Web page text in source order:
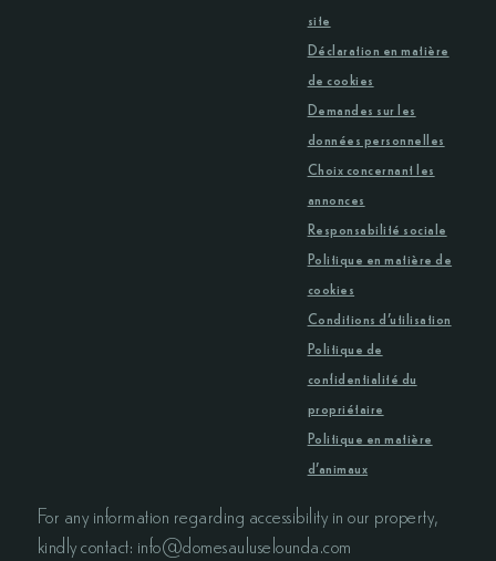
site
Déclaration en matière
de cookies
Demandes sur les
données personnelles
Choix concernant les
annonces
Responsabilité sociale
Politique en matière de
cookies
Conditions d’utilisation
Politique de
confidentialité du
propriétaire
Politique en matière
d’animaux
For any information regarding accessibility in our property,
kindly contact: info@domesauluselounda.com